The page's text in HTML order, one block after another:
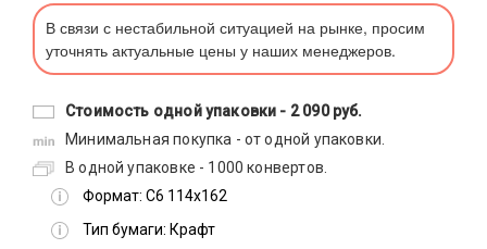
В связи с нестабильной ситуацией на рынке, просим
уточнять актуальные цены у наших менеджеров.
Стоимость одной упаковки - 2 090 руб.
Минимальная покупка - от одной упаковки.
В одной упаковке - 1000 конвертов.
Формат: С6 114х162
Тип бумаги: Крафт